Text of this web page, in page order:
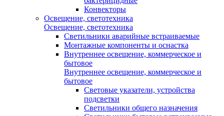
Конвекторы
Освещение, светотехника
Освещение, светотехника
Светильники аварийные встраиваемые
Монтажные компоненты и оснастка
Внутреннее освещение, коммерческое и
бытовое
Внутреннее освещение, коммерческое и
бытовое
Световые указатели, устройства
подсветки
Светильники общего назначения